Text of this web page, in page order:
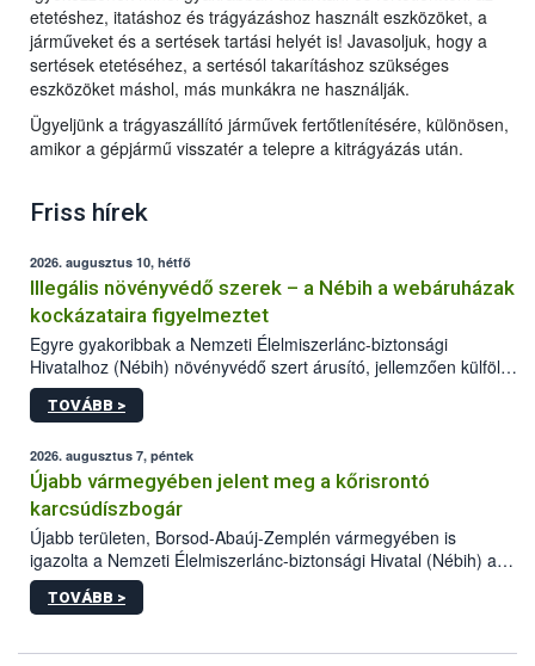
etetéshez, itatáshoz és trágyázáshoz használt eszközöket, a
járműveket és a sertések tartási helyét is! Javasoljuk, hogy a
sertések etetéséhez, a sertésól takarításhoz szükséges
eszközöket máshol, más munkákra ne használják.
Ügyeljünk a trágyaszállító járművek fertőtlenítésére, különösen,
amikor a gépjármű visszatér a telepre a kitrágyázás után.
Friss hírek
2026. augusztus 10, hétfő
Illegális növényvédő szerek – a Nébih a webáruházak
kockázataira figyelmeztet
Egyre gyakoribbak a Nemzeti Élelmiszerlánc-biztonsági
Hivatalhoz (Nébih) növényvédő szert árusító, jellemzően külföldi
honlapok kapcsán érkező bejelentések. Emellett az ilyen
termékeket kínáló kéretlen online reklámok mennyisége is
összegyűjtötte az illegális növényvédő szerek kapcsán
előforduló árulkodó jeleket, valamint a webáruházakból való
vásárlás kockázatait.
TOVÁBB >
2026. augusztus 7, péntek
Újabb vármegyében jelent meg a kőrisrontó
karcsúdíszbogár
Újabb területen, Borsod-Abaúj-Zemplén vármegyében is
igazolta a Nemzeti Élelmiszerlánc-biztonsági Hivatal (Nébih) a
kőrisrontó karcsúdíszbogár (Agrilus planipennis) jelenlétét. A
kártevőt nem csak színcsapdában találták meg, de már fertőzött
az intenzív felderítést, emellett az intézkedéseket a szlovák
TOVÁBB >